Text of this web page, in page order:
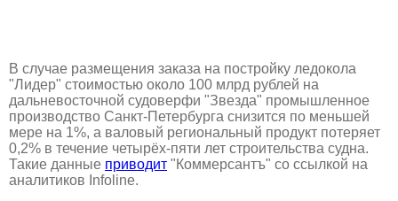
В случае размещения заказа на постройку ледокола
"Лидер" стоимостью около 100 млрд рублей на
дальневосточной судоверфи "Звезда" промышленное
производство Санкт-Петербурга снизится по меньшей
мере на 1%, а валовый региональный продукт потеряет
0,2% в течение четырёх-пяти лет строительства судна.
Такие данные приводит "Коммерсантъ" со ссылкой на
аналитиков Infoline.